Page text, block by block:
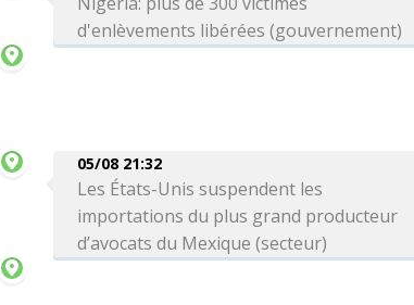
d'enlèvements libérées (gouvernement)
05/08 21:32
Les États-Unis suspendent les
importations du plus grand producteur
d’avocats du Mexique (secteur)